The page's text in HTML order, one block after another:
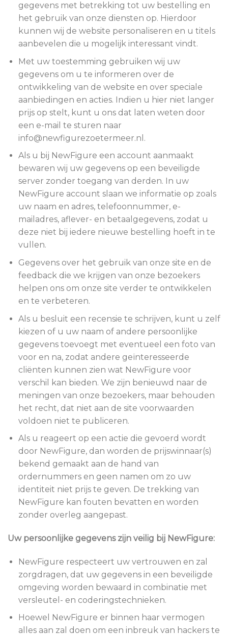
gegevens met betrekking tot uw bestelling en
het gebruik van onze diensten op. Hierdoor
kunnen wij de website personaliseren en u titels
aanbevelen die u mogelijk interessant vindt.
Met uw toestemming gebruiken wij uw
gegevens om u te informeren over de
ontwikkeling van de website en over speciale
aanbiedingen en acties. Indien u hier niet langer
prijs op stelt, kunt u ons dat laten weten door
een e-mail te sturen naar
info@newfigurezoetermeer.nl.
Als u bij NewFigure een account aanmaakt
bewaren wij uw gegevens op een beveiligde
server zonder toegang van derden. In uw
NewFigure account slaan we informatie op zoals
uw naam en adres, telefoonnummer, e-
mailadres, aflever- en betaalgegevens, zodat u
deze niet bij iedere nieuwe bestelling hoeft in te
vullen.
Gegevens over het gebruik van onze site en de
feedback die we krijgen van onze bezoekers
helpen ons om onze site verder te ontwikkelen
en te verbeteren.
Als u besluit een recensie te schrijven, kunt u zelf
kiezen of u uw naam of andere persoonlijke
gegevens toevoegt met eventueel een foto van
voor en na, zodat andere geïnteresseerde
cliënten kunnen zien wat NewFigure voor
verschil kan bieden. We zijn benieuwd naar de
meningen van onze bezoekers, maar behouden
het recht, dat niet aan de site voorwaarden
voldoen niet te publiceren.
Als u reageert op een actie die gevoerd wordt
door NewFigure, dan worden de prijswinnaar(s)
bekend gemaakt aan de hand van
ordernummers en geen namen om zo uw
identiteit niet prijs te geven. De trekking van
NewFigure kan fouten bevatten en worden
zonder overleg aangepast.
Uw persoonlijke gegevens zijn veilig bij NewFigure:
NewFigure respecteert uw vertrouwen en zal
zorgdragen, dat uw gegevens in een beveiligde
omgeving worden bewaard in combinatie met
versleutel- en coderingstechnieken.
Hoewel NewFigure er binnen haar vermogen
alles aan zal doen om een inbreuk van hackers te